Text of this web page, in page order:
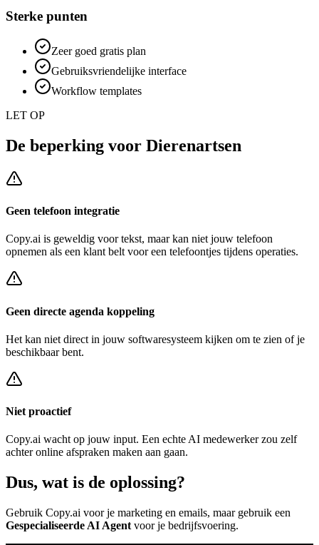
Sterke punten
Zeer goed gratis plan
Gebruiksvriendelijke interface
Workflow templates
LET OP
De beperking voor Dierenartsen
Geen telefoon integratie
Copy.ai is geweldig voor tekst, maar kan niet jouw telefoon
opnemen als een klant belt voor een telefoontjes tijdens operaties.
Geen directe agenda koppeling
Het kan niet direct in jouw softwaresysteem kijken om te zien of je
beschikbaar bent.
Niet proactief
Copy.ai wacht op jouw input. Een echte AI medewerker zou zelf
achteronline afspraken maken aan gaan.
Dus, wat is de oplossing?
Gebruik Copy.ai voor je marketing en emails, maar gebruik een
Gespecialiseerde AI Agent voor je bedrijfsvoering.